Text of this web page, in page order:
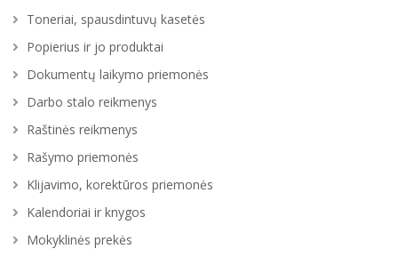
Kompiuterijos prekės
Konferencijų įranga
Biuro baldai
Buitinė technika, elektros prekės
Verslo dovanos
Galanterija
Toneriai, spausdintuvų kasetės
Popierius ir jo produktai
Dokumentų laikymo priemonės
Darbo stalo reikmenys
Raštinės reikmenys
Rašymo priemonės
Klijavimo, korektūros priemonės
Kalendoriai ir knygos
Mokyklinės prekės